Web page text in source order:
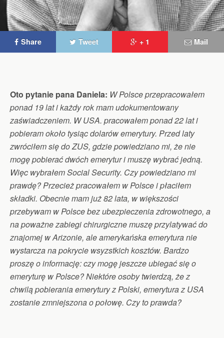
Share Tweet + 1 Mail
Oto pytanie pana Daniela: W Polsce przepracowałem
ponad 19 lat i każdy rok mam udokumentowany
zaświadczeniem. W USA. pracowałem ponad 22 lat i
pobieram około tysiąc dolarów emerytury. Przed laty
zwróciłem się do ZUS, gdzie powiedziano mi, że nie
mogę pobierać dwóch emerytur i muszę wybrać jedną.
Więc wybrałem Social Security. Czy powiedziano mi
prawdę? Przecież pracowałem w Polsce i płaciłem
składki. Obecnie mam już 82 lata, w większości
przebywam w Polsce bez ubezpieczenia zdrowotnego, a
na poważne zabiegi chirurgiczne muszę przylatywać do
znajomej w Arizonie, ale amerykańska emerytura nie
wystarcza na pokrycie wsyzstkich kosztów. Bardzo
proszę o informację: czy mogę jeszcze ubiegać się o
emeryturę w Polsce? Niektóre osoby twierdzą, że z
chwilą pobierania emerytury z Polski, emerytura z USA
zostanie zmniejszona o połowę. Czy to prawda?